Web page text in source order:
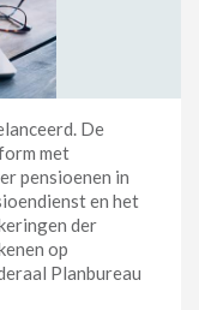
De
met
pensioenen in
en het
der
op
Planbureau